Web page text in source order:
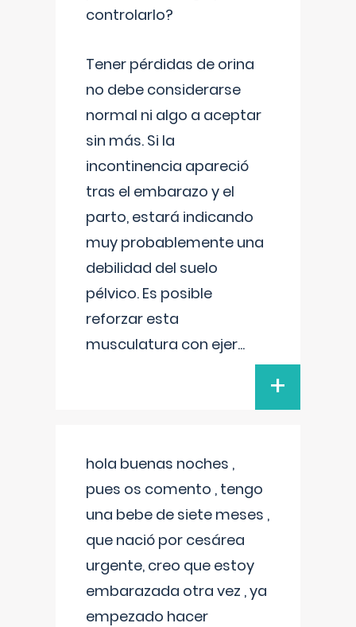
controlarlo?
Tener pérdidas de orina
no debe considerarse
normal ni algo a aceptar
sin más. Si la
incontinencia apareció
tras el embarazo y el
parto, estará indicando
muy probablemente una
debilidad del suelo
pélvico. Es posible
reforzar esta
musculatura con ejer...
+
hola buenas noches ,
pues os comento , tengo
una bebe de siete meses ,
que nació por cesárea
urgente, creo que estoy
embarazada otra vez , ya
empezado hacer